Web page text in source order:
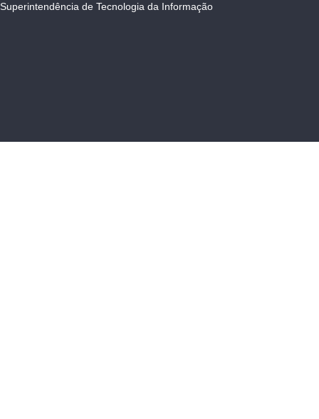
Superintendência de Tecnologia da Informação